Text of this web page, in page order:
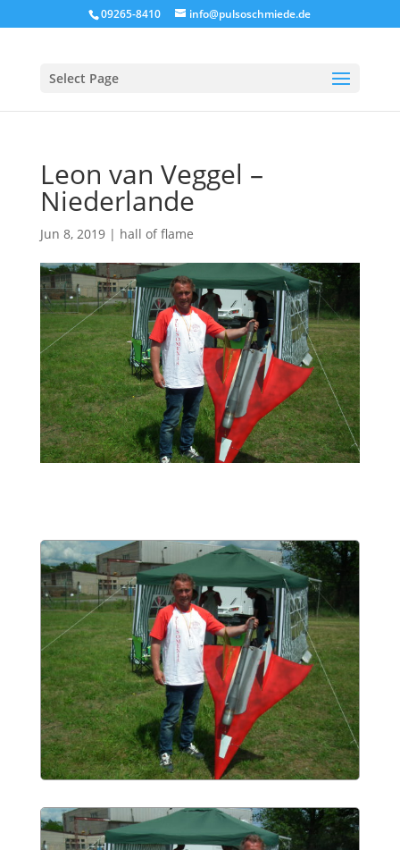
09265-8410 info@pulsoschmiede.de
Select Page
Leon van Veggel –
Niederlande
Jun 8, 2019| hall of flame